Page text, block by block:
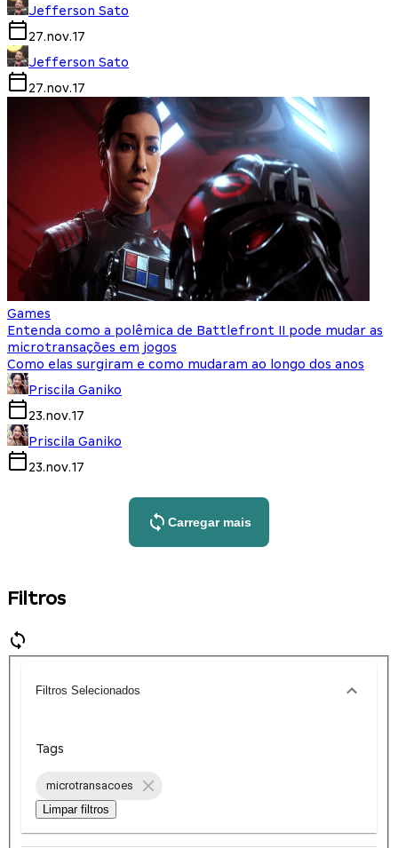
Jefferson Sato
27.nov.17
Jefferson Sato
27.nov.17
Games
Entenda como a polêmica de Battlefront II pode mudar as
microtransações em jogos
Como elas surgiram e como mudaram ao longo dos anos
Priscila Ganiko
23.nov.17
Priscila Ganiko
23.nov.17
Carregar mais
Filtros
Filtros Selecionados
Tags
microtransacoes
Limpar filtros